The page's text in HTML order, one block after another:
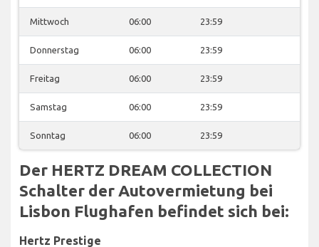
Mittwoch 06:00 23:59
Donnerstag 06:00 23:59
Freitag 06:00 23:59
Samstag 06:00 23:59
Sonntag 06:00 23:59
Der HERTZ DREAM COLLECTION
Schalter der Autovermietung bei
Lisbon Flughafen befindet sich bei:
Hertz Prestige